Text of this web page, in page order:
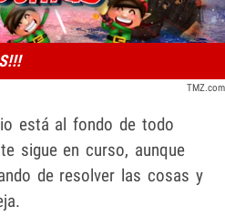
TMZ.com
está al fondo de todo
sigue en curso, aunque
de resolver las cosas y